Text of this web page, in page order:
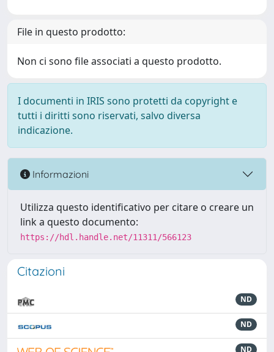
File in questo prodotto:
Non ci sono file associati a questo prodotto.
I documenti in IRIS sono protetti da copyright e
tutti i diritti sono riservati, salvo diversa
indicazione.
Informazioni
Utilizza questo identificativo per citare o creare un
link a questo documento:
https://hdl.handle.net/11311/566123
Citazioni
ND
ND
ND